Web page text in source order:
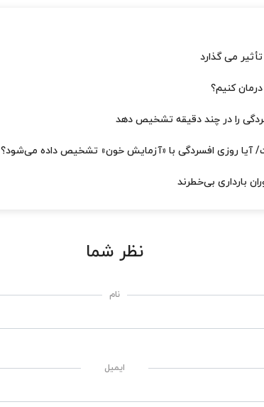
می گذارد
کنیم؟
را در چند دقیقه تشخیص دهد
آیا روزی افسردگی با «آزمایش خون» تشخیص داده می‌شود؟
بارداری بی‌خطرند
نظر شما
نام
ایمیل